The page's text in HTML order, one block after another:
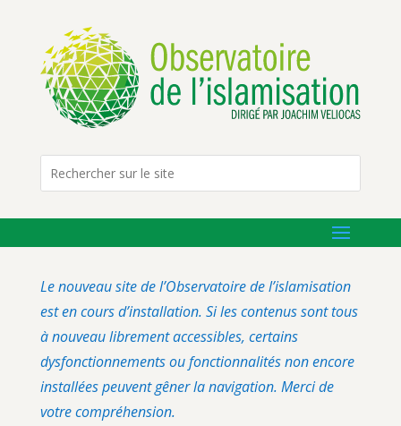
Le nouveau site de l’Observatoire de l’islamisation
est en cours d’installation. Si les contenus sont tous
à nouveau librement accessibles, certains
dysfonctionnements ou fonctionnalités non encore
installées peuvent gêner la navigation. Merci de
votre compréhension.